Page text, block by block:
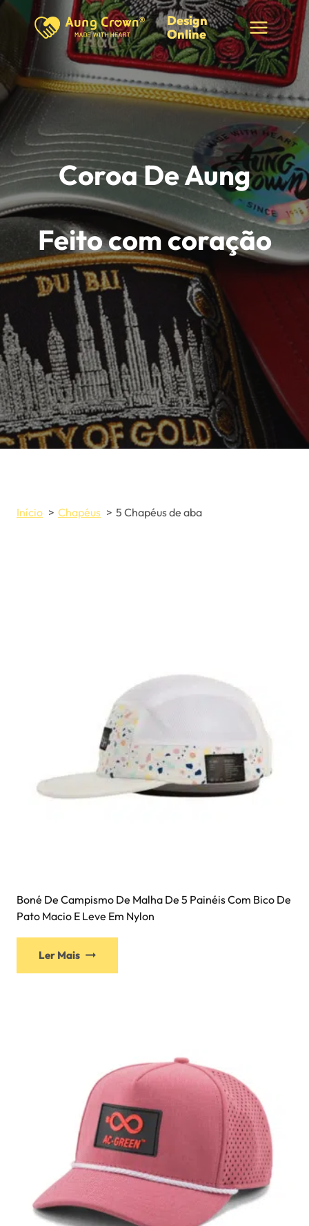
conteúdo
Design
Online
Coroa De Aung
Feito com coração
Início Chapéus 5 Chapéus de aba
Boné De Campismo De Malha De 5 Painéis Com Bico De
Pato Macio E Leve Em Nylon
Ler Mais